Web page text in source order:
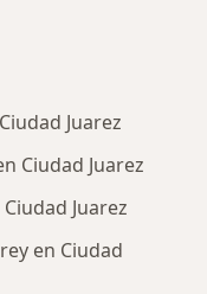
Juarez
Ciudad Juarez
Juarez
en Ciudad